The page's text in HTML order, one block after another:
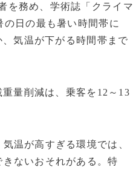
を務め、学術誌「クライマ
日の最も暑い時間帯に
気温が下がる時間帯まで
量削減は、乗客を12～13
温が高すぎる環境では、
ないおそれがある。特